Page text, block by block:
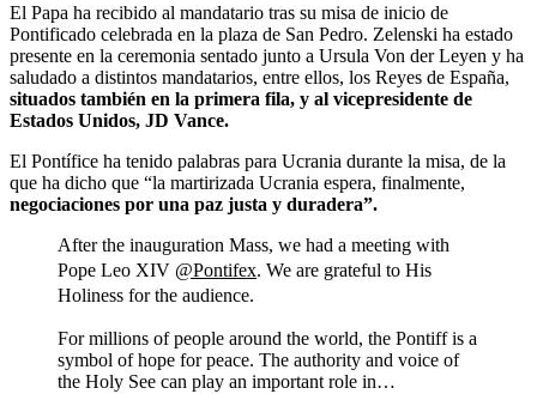
El Papa ha recibido al mandatario tras su misa de inicio de
Pontificado celebrada en la plaza de San Pedro. Zelenski ha estado
presente en la ceremonia sentado junto a Ursula Von der Leyen y ha
saludado a distintos mandatarios, entre ellos, los Reyes de España,
situados también en la primera fila, y al vicepresidente de
Estados Unidos, JD Vance.
El Pontífice ha tenido palabras para Ucrania durante la misa, de la
que ha dicho que “la martirizada Ucrania espera, finalmente,
negociaciones por una paz justa y duradera”.
After the inauguration Mass, we had a meeting with
Pope Leo XIV @Pontifex. We are grateful to His
Holiness for the audience.
For millions of people around the world, the Pontiff is a
symbol of hope for peace. The authority and voice of
the Holy See can play an important role in…